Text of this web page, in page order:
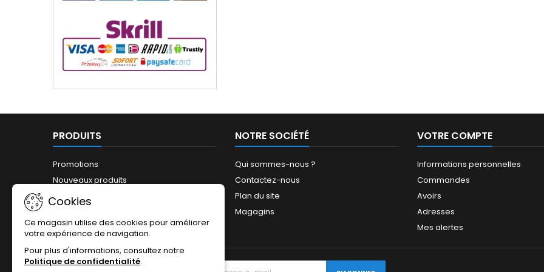
PRODUITS
Promotions
Nouveaux produits
Meilleures ventes
NOTRE SOCIÉTÉ
Qui sommes-nous ?
Contactez-nous
Plan du site
Magagins
VOTRE COMPTE
Informations personnelles
Commandes
Avoirs
Adresses
Mes alertes
Cookies
Ce magasin utilise des cookies pour améliorer
votre expérience de navigation.
Pour plus d'informations, consultez notre
Politique de confidentialité.